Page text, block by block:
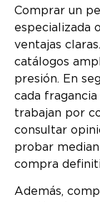
Comprar un
especializada
ventajas
catálogos
presión. En
cada
trabajan por
consultar
probar
compra
Además,